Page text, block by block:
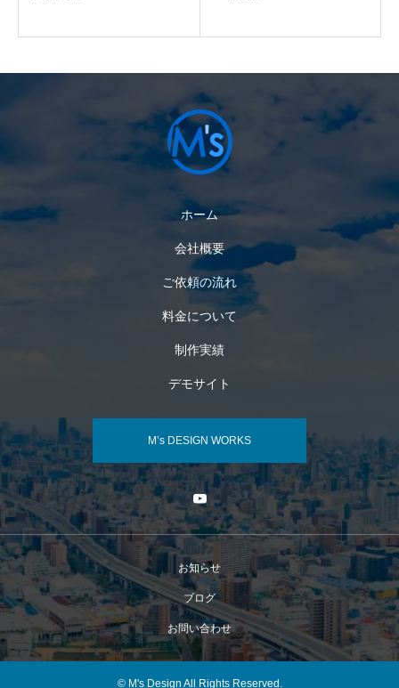
ホーム
会社概要
ご依頼の流れ
料金について
制作実績
デモサイト
M’s DESIGN WORKS
お知らせ
ブログ
お問い合わせ
© M's Design All Rights Reserved.